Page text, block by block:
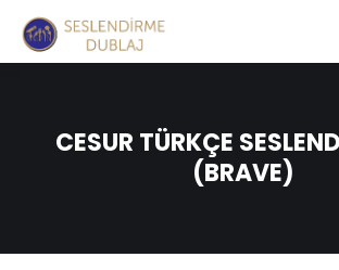
CESUR TÜRKÇE
(BRAVE)